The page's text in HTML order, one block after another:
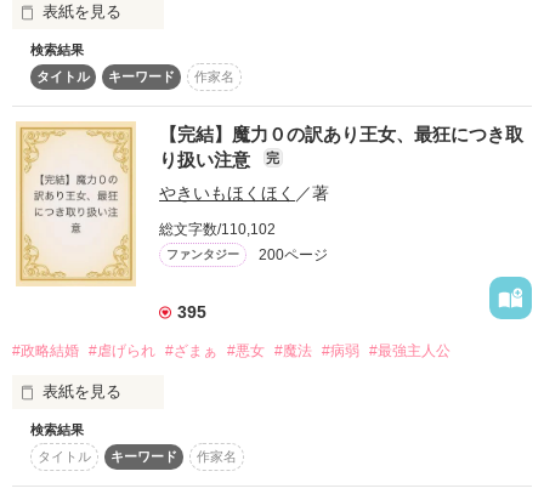
シルヴィーは震える足を前に出して歩き出した。
＊なろう、カクヨム、アルファ掲載中
作品を読む
表紙を見る
風魔法を使う風の国の王女、ルフェーヌは魔法が使えず、無能
王女と影で言われている。
ルフェーヌの妹、アデルは魔法が使えないルフェーヌを高圧的
な態度で虐げているが、表向きは”仲良し姉妹”を演じている。
ルフェーヌとアデルはある式典に参列し、魔法戦闘力の強国、
ディエゴ王太子と出会う。
強国の王太子妃になりたいアデルだが、ディエゴはルフェーヌ
が気になるようでーー。
式典で会ったディエゴからお飾り王太子妃としての政略結婚の
申し出がルフェーヌとアデルにやってきた。
プライドが高いアデルは「お飾り」という条件が気に入らず、
ルフェーヌに政略結婚を勧める。
検索結果
タイトル
キーワード 作家名
【完結】魔力０の訳あり王女、最狂につき取
り扱い注意
完
やきいもほくほく ／著
総文字数/110,102
ファンタジー 200ページ
395
#政略結婚 #虐げられ #ざまぁ #悪女 #魔法 #病弱 #最強主人公
表紙を見る
魔法を使用せず魔法が使えない王国の病弱王女シャルレーヌ
は、父親の国王に三度目の結婚を命じられて、魔法帝国に嫁ぐ
ことに。
検索結果
タイトル
キーワード 作家名